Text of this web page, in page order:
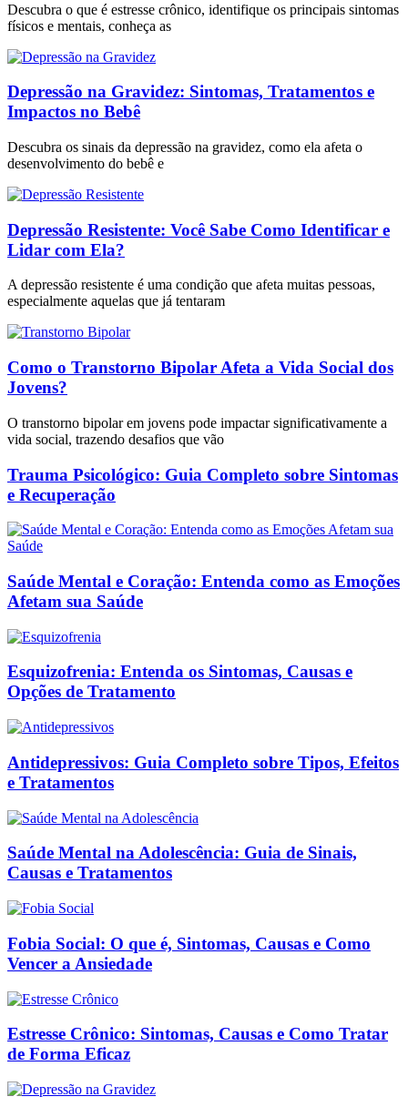
Descubra o que é estresse crônico, identifique os principais sintomas
físicos e mentais, conheça as
Depressão na Gravidez: Sintomas, Tratamentos e
Impactos no Bebê
Descubra os sinais da depressão na gravidez, como ela afeta o
desenvolvimento do bebê e
Depressão Resistente: Você Sabe Como Identificar e
Lidar com Ela?
A depressão resistente é uma condição que afeta muitas pessoas,
especialmente aquelas que já tentaram
Como o Transtorno Bipolar Afeta a Vida Social dos
Jovens?
O transtorno bipolar em jovens pode impactar significativamente a
vida social, trazendo desafios que vão
Trauma Psicológico: Guia Completo sobre Sintomas
e Recuperação
Saúde Mental e Coração: Entenda como as Emoções
Afetam sua Saúde
Esquizofrenia: Entenda os Sintomas, Causas e
Opções de Tratamento
Antidepressivos: Guia Completo sobre Tipos, Efeitos
e Tratamentos
Saúde Mental na Adolescência: Guia de Sinais,
Causas e Tratamentos
Fobia Social: O que é, Sintomas, Causas e Como
Vencer a Ansiedade
Estresse Crônico: Sintomas, Causas e Como Tratar
de Forma Eficaz